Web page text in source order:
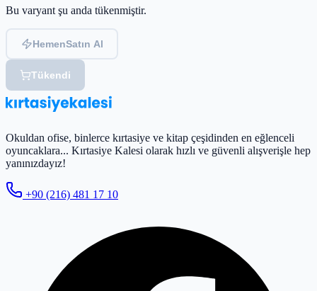
Bu varyant şu anda tükenmiştir.
HemenSatın Al
Tükendi
Okuldan ofise, binlerce kırtasiye ve kitap çeşidinden en eğlenceli
oyuncaklara... Kırtasiye Kalesi olarak hızlı ve güvenli alışverişle hep
yanınızdayız!
+90 (216) 481 17 10